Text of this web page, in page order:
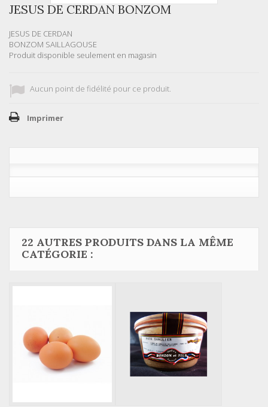
JESUS DE CERDAN BONZOM
JESUS DE CERDAN
BONZOM SAILLAGOUSE
Produit disponible seulement en magasin
Aucun point de fidélité pour ce produit.
Imprimer
22 AUTRES PRODUITS DANS LA MÊME
CATÉGORIE :